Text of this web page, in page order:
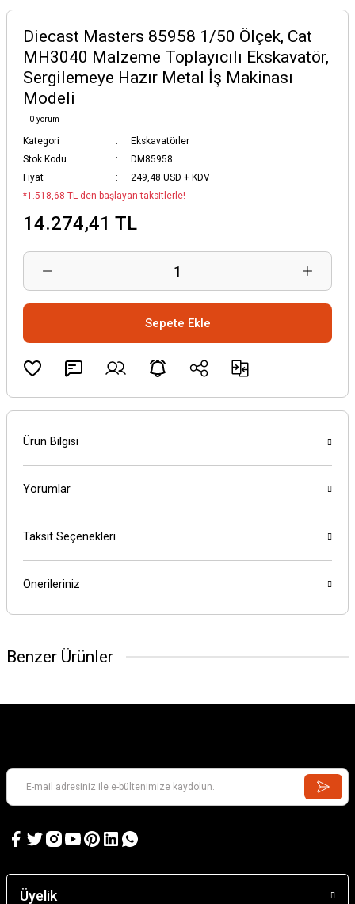
Diecast Masters 85958 1/50 Ölçek, Cat
MH3040 Malzeme Toplayıcılı Ekskavatör,
Sergilemeye Hazır Metal İş Makinası
Modeli
0 yorum
Kategori
Ekskavatörler
Stok Kodu
DM85958
Fiyat
249,48 USD + KDV
*1.518,68 TL den başlayan taksitlerle!
14.274,41 TL
Sepete Ekle
Ürün Bilgisi
Yorumlar
Taksit Seçenekleri
Önerileriniz
Benzer Ürünler
Üyelik